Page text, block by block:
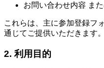
お問い合わせ内容 ま
これらは、主に参加登録フ
通じてご提供いただきます。
2. 利用目的